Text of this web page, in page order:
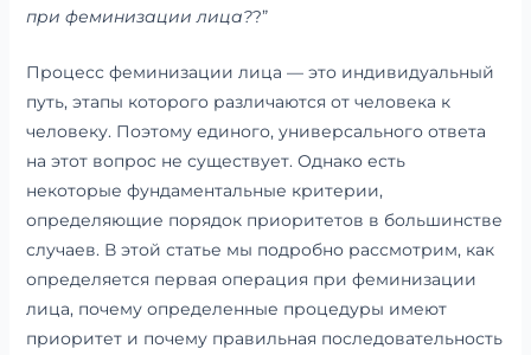
при феминизации лица??”
Процесс феминизации лица — это индивидуальный
путь, этапы которого различаются от человека к
человеку. Поэтому единого, универсального ответа
на этот вопрос не существует. Однако есть
некоторые фундаментальные критерии,
определяющие порядок приоритетов в большинстве
случаев. В этой статье мы подробно рассмотрим, как
определяется первая операция при феминизации
лица, почему определенные процедуры имеют
приоритет и почему правильная последовательность